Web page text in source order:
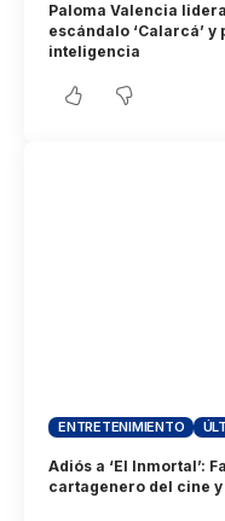
Paloma Valencia
escándalo ‘Calarcá’
inteligencia
ENTRETENIMIENTO
Adiós a ‘El Inmortal’:
cartagenero del cine